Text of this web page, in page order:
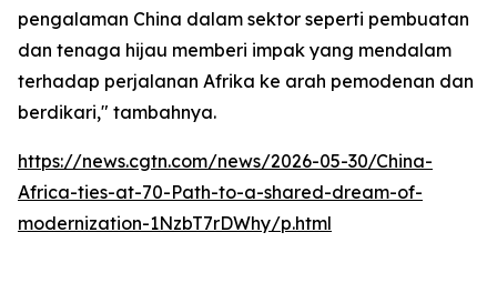
pengalaman China dalam sektor seperti pembuatan
dan tenaga hijau memberi impak yang mendalam
terhadap perjalanan Afrika ke arah pemodenan dan
berdikari," tambahnya.
https://news.cgtn.com/news/2026-05-30/China-
Africa-ties-at-70-Path-to-a-shared-dream-of-
modernization-1NzbT7rDWhy/p.html